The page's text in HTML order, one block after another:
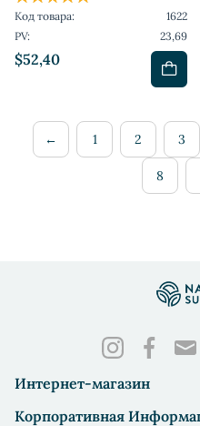
$52,40
Код товара:
1622
PV:
23,69
← 1 2 3
8
Интернет-магазин
Корпоративная